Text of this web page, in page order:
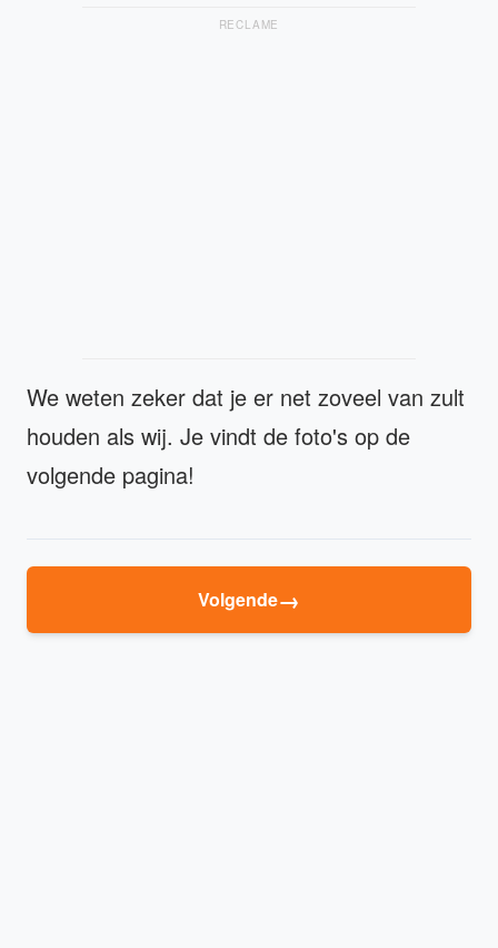
RECLAME
We weten zeker dat je er net zoveel van zult
houden als wij. Je vindt de foto's op de
volgende pagina!
Volgende→